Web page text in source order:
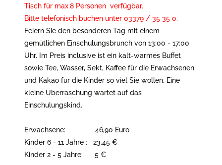
Tisch für max.8 Personen verfügbar.
Bitte telefonisch buchen unter 03379 / 35 35 0.
Feiern Sie den besonderen Tag mit einem
gemütlichen Einschulungsbrunch von 13:00 - 17:00
Uhr. Im Preis inclusive ist ein kalt-warmes Buffet
sowie Tee, Wasser, Sekt, Kaffee für die Erwachsenen
und Kakao für die Kinder so viel Sie wollen. Eine
kleine Überraschung wartet auf das
Einschulungskind.
Erwachsene: 46,90 Euro
Kinder 6 - 11 Jahre : 23,45 €
Kinder 2 - 5 Jahre: 5 €